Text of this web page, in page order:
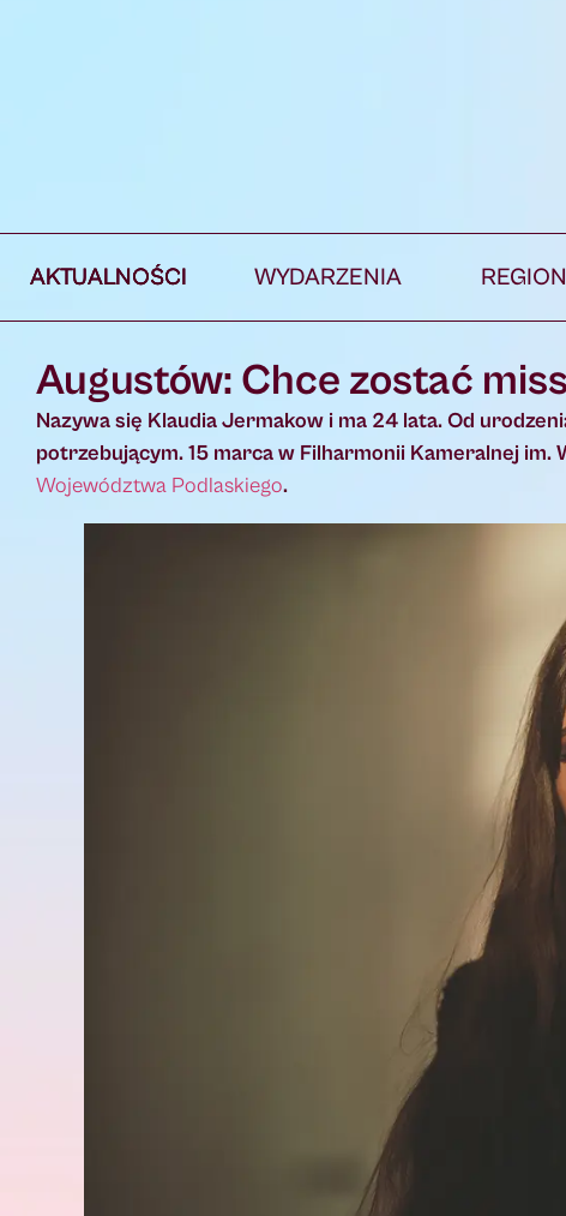
AKTUALNOŚCI WYDARZENIA REGION
Augustów: Chce zostać
Nazywa się Klaudia Jermakow i ma 24 lata. Od
potrzebującym. 15 marca w Filharmonii Kameralnej im.
Województwa Podlaskiego.